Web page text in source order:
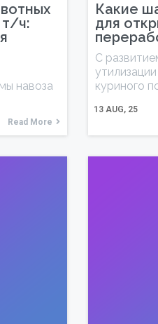
т/ч:
навоза
Read More
Какие
для
13 AUG, 25
С
куриного